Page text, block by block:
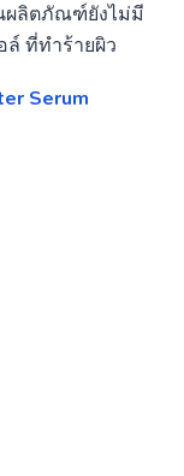
ผลิตภัณฑ์ยังไม่มี
ที่ทำร้ายผิว
Serum